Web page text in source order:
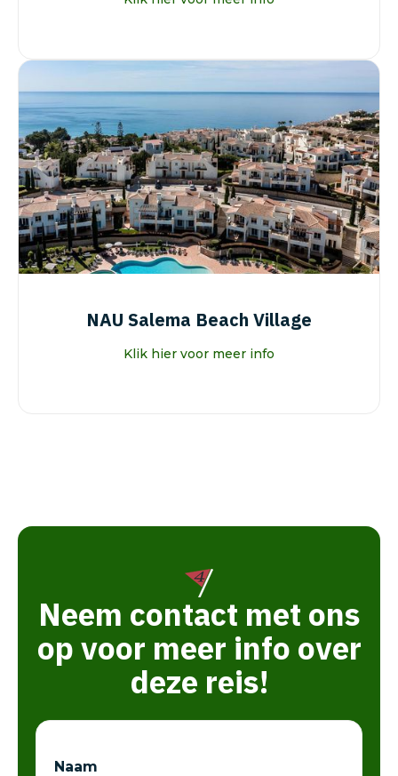
NAU Salema Beach Village
Klik hier voor meer info
Neem contact met ons
op voor meer info over
deze reis!
Naam